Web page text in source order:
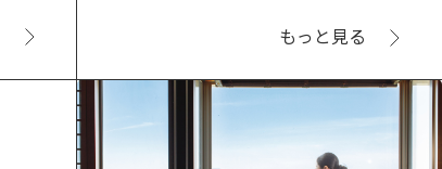
もっと見る